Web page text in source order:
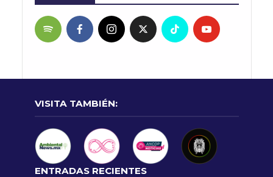
VISITA TAMBIÉN:
ENTRADAS RECIENTES